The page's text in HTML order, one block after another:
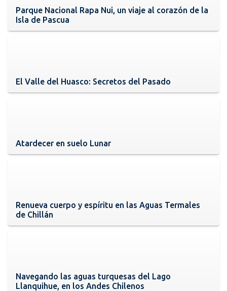
Parque Nacional Rapa Nui, un viaje al corazón de la
Isla de Pascua
El Valle del Huasco: Secretos del Pasado
Atardecer en suelo Lunar
Renueva cuerpo y espíritu en las Aguas Termales
de Chillán
Navegando las aguas turquesas del Lago
Llanquihue, en los Andes Chilenos